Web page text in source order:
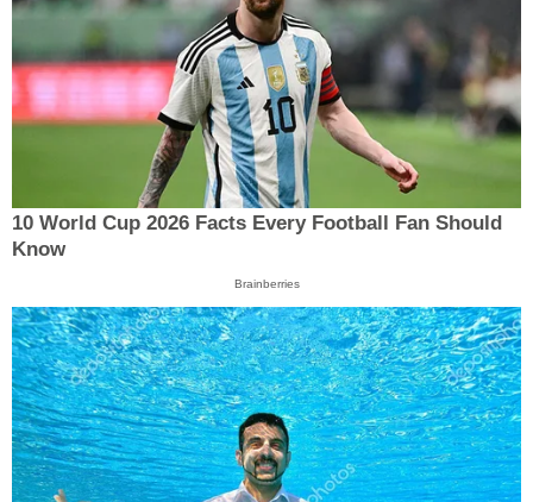
10 World Cup 2026 Facts Every Football Fan Should
Know
Brainberries